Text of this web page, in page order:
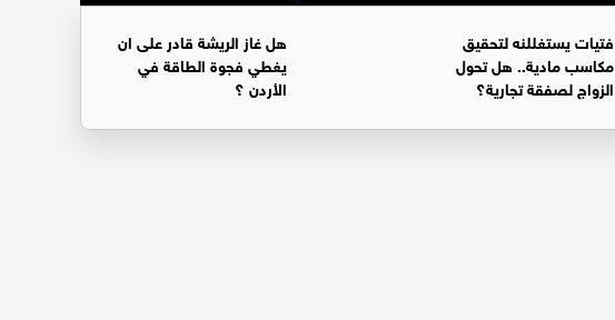
فتيات يستغللنه لتحقيق
مكاسب مادية.. هل تحول
الزواج لصفقة تجارية؟
هل غاز الريشة قادر على ان
يغطي فجوة الطاقة في
الأردن ؟